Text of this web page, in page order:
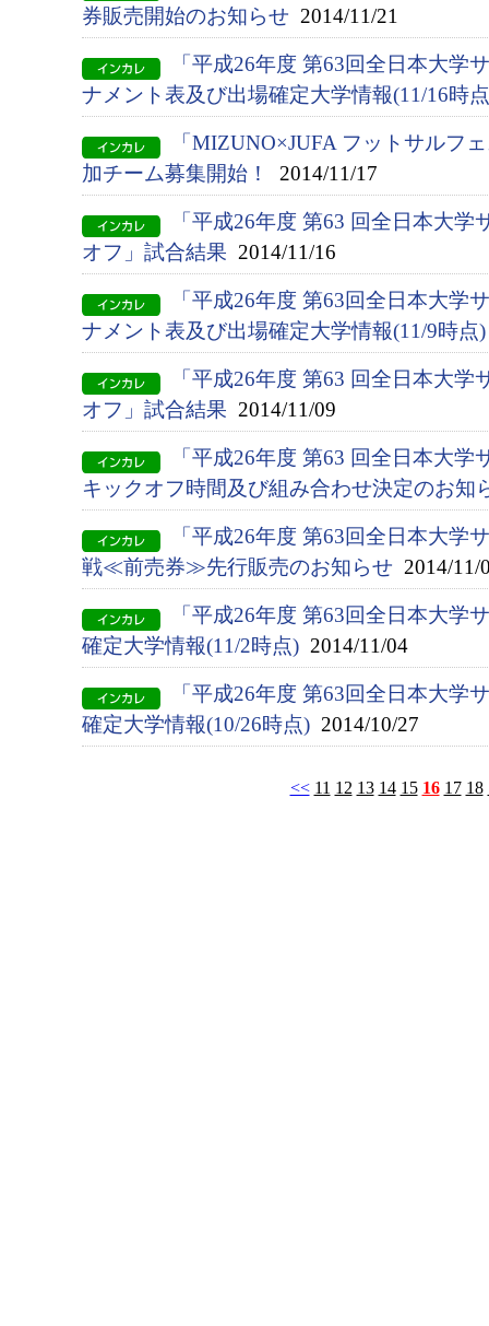
券販売開始のお知らせ 2014/11/21
「平成26年度 第63回全日本大学
ナメント表及び出場確定大学情報(11/16時
「MIZUNO×JUFA フットサルフ
加チーム募集開始！
2014/11/17
「平成26年度 第63 回全日本大
オフ」試合結果 2014/11/16
「平成26年度 第63回全日本大学
ナメント表及び出場確定大学情報(11/9時点)
「平成26年度 第63 回全日本大
オフ」試合結果 2014/11/09
「平成26年度 第63 回全日本大
キックオフ時間及び組み合わせ決定のお知
「平成26年度 第63回全日本大学
戦≪前売券≫先行販売のお知らせ 2014/11/
「平成26年度 第63回全日本大学
確定大学情報(11/2時点) 2014/11/04
「平成26年度 第63回全日本大学
確定大学情報(10/26時点) 2014/10/27
<< 11 12 13 14 15 16 17 18